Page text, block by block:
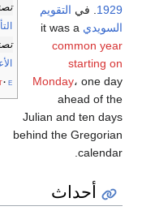
e
1929 . في التقويم
السويدي
common year
starting on
Monday، one day
ahead of the
Julian and ten days
behind the Gregorian
calendar.
أحداث